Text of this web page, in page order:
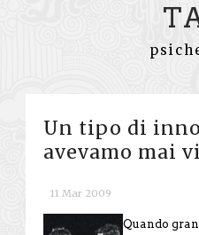
Un tipo di
avevamo mai
11 Mar 2009
Quando